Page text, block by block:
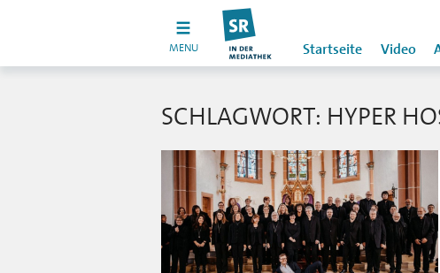
MENU Startseite Video
SCHLAGWORT: HYPER